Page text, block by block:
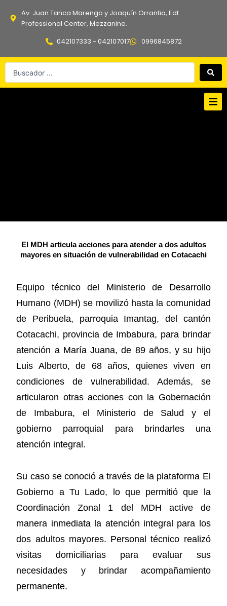
Av. Juan Tanca Marengo y Joaquín Orrantia, Edf.
Professional Center, Mezzanine.
042107333 - 042107017
0996845872
Search
El MDH articula acciones para atender a dos adultos
mayores en situación de vulnerabilidad en Cotacachi
Equipo técnico del Ministerio de Desarrollo
Humano (MDH) se movilizó hasta la comunidad
de Peribuela, parroquia Imantag, del cantón
Cotacachi, provincia de Imbabura, para brindar
atención a María Juana, de 89 años, y su hijo
Luis Alberto, de 68 años, quienes viven en
condiciones de vulnerabilidad. Además, se
articularon otras acciones con la Gobernación
de Imbabura, el Ministerio de Salud y el
gobierno parroquial para brindarles una
atención integral.
Su caso se conoció a través de la plataforma El
Gobierno a Tu Lado, lo que permitió que la
Coordinación Zonal 1 del MDH active de
manera inmediata la atención integral para los
dos adultos mayores. Personal técnico realizó
visitas domiciliarias para evaluar sus
necesidades y brindar acompañamiento
permanente.